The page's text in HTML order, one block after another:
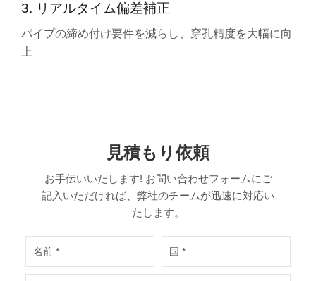
3. リアルタイム偏差補正
パイプの締め付け要件を減らし、穿孔精度を大幅に向
上
見積もり依頼
お手伝いいたします! お問い合わせフォームにご
記入いただければ、弊社のチームが迅速に対応い
たします。